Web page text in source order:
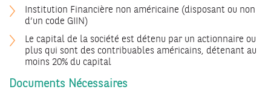
Institution Financière non américaine (disposant ou non
d’un code GIIN)
Le capital de la société est détenu par un actionnaire ou
plus qui sont des contribuables américains, détenant au
moins 20% du capital
Documents Nécessaires